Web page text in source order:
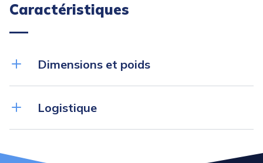
Caractéristiques
Dimensions et poids
Logistique